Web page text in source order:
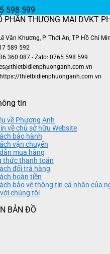
598 599
PHẦN THƯƠNG MẠI DVKT
Văn Khương, P. Thới An, TP Hồ Chí
589 592
360 087 - Zalo: 0765 598 599
thietbidienphuonganh.com.vn
tin
về Phương Anh
về chủ sở hữu Website
bảo hành
vận chuyển
mua hàng
thức thanh toán
đổi trả hàng
hoàn tiền
bảo vệ thông tin cá nhân của
chúng tôi
BẢN ĐỒ